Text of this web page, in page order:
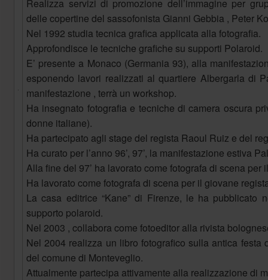
Realizza servizi di promozione dell’immagine per
delle copertine del sassofonista Gianni Gebbia , Peter
Nel 1992 studia tecnica grafica applicata alla fotografia.
Approfondisce le tecniche grafiche su supporti Polaroid.
E’ presente a Monaco (Germania 93), alla
esponendo lavori realizzati al quartiere Albergarla di
manifestazione , terrà un workshop.
Ha insegnato fotografia e tecniche di camera oscura
donne italiane).
Ha partecipato agli stage del regista Raoul Ruiz e del
Ha curato per l’anno 96’, 97’, la manifestazione estiva
Alla fine del 97’ ha lavorato come fotografa di scena per
Ha lavorato come fotografa di scena per il giovane
La casa editrice “Kane” di Firenze, le ha pubblicato
supporto polaroid.
Nel 2003 , collabora come fotoeditor alla rivista
Nel 2004 realizza un libro fotografico sulla antica festa
del comune di Monteveglio.
Attualmente partecipa attivamente alla realizzazione di